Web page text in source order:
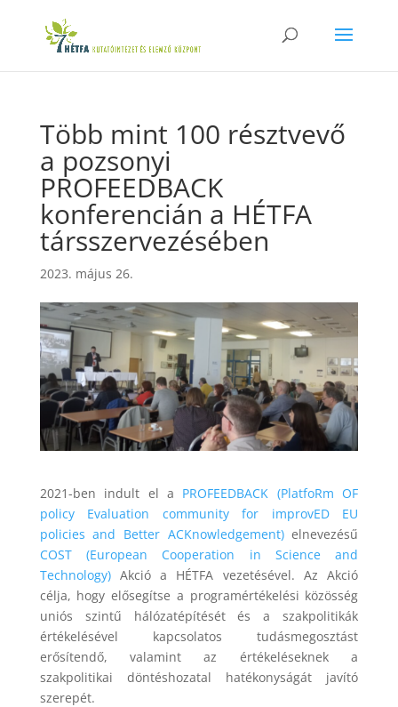
Több mint 100 résztvevő
a pozsonyi
PROFEEDBACK
konferencián a HÉTFA
társszervezésében
2023. május 26.
2021-ben indult el a PROFEEDBACK (PlatfoRm OF
policy Evaluation community for improvED EU
policies and Better ACKnowledgement)elnevezésű
COST (European Cooperation in Science and
Technology)Akció a HÉTFA vezetésével. Az Akció
célja, hogy elősegítse a programértékelési közösség
uniós szintű hálózatépítését és a szakpolitikák
értékelésével kapcsolatos tudásmegosztást
erősítendő, valamint az értékeléseknek a
szakpolitikai döntéshozatal hatékonyságát javító
szerepét.